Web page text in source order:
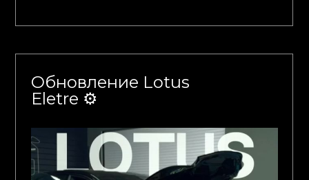
Обновление Lotus
Eletre ⚙️